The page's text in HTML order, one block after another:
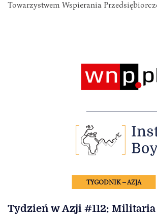
Towarzystwem Wspierania
TYGODNIK – AZJA
Tydzień w Azji #112: